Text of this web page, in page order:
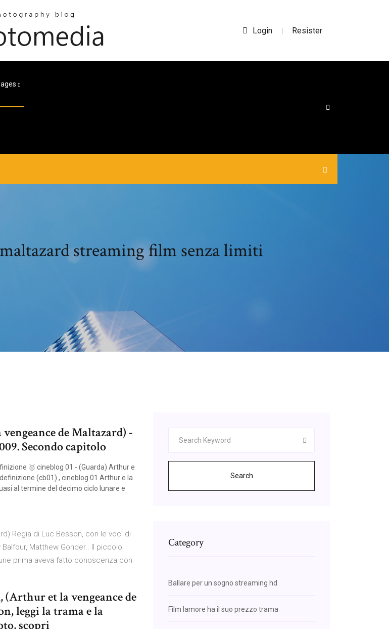
Login | Resister
streaming film senza limiti
de Maltazard) -
Secondo capitolo
🥇 cineblog 01 - (Guarda) Arthur e
(cb01) , cineblog 01 Arthur e la
al termine del decimo ciclo lunare e
Regia di Luc Besson, con le voci di
Matthew Gonder.. Il piccolo
prima aveva fatto conoscenza con
et la vengeance de
leggi la trama e la
scopri
Search
Category
Ballare per un sogno streaming hd
Film lamore ha il suo prezzo trama